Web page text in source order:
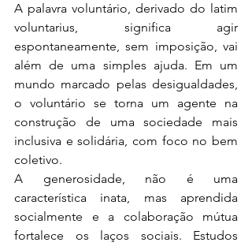
A palavra voluntário, derivado do latim
voluntarius, significa agir
espontaneamente, sem imposição, vai
além de uma simples ajuda. Em um
mundo marcado pelas desigualdades,
o voluntário se torna um agente na
construção de uma sociedade mais
inclusiva e solidária, com foco no bem
coletivo.
A generosidade, não é uma
característica inata, mas aprendida
socialmente e a colaboração mútua
fortalece os laços sociais. Estudos